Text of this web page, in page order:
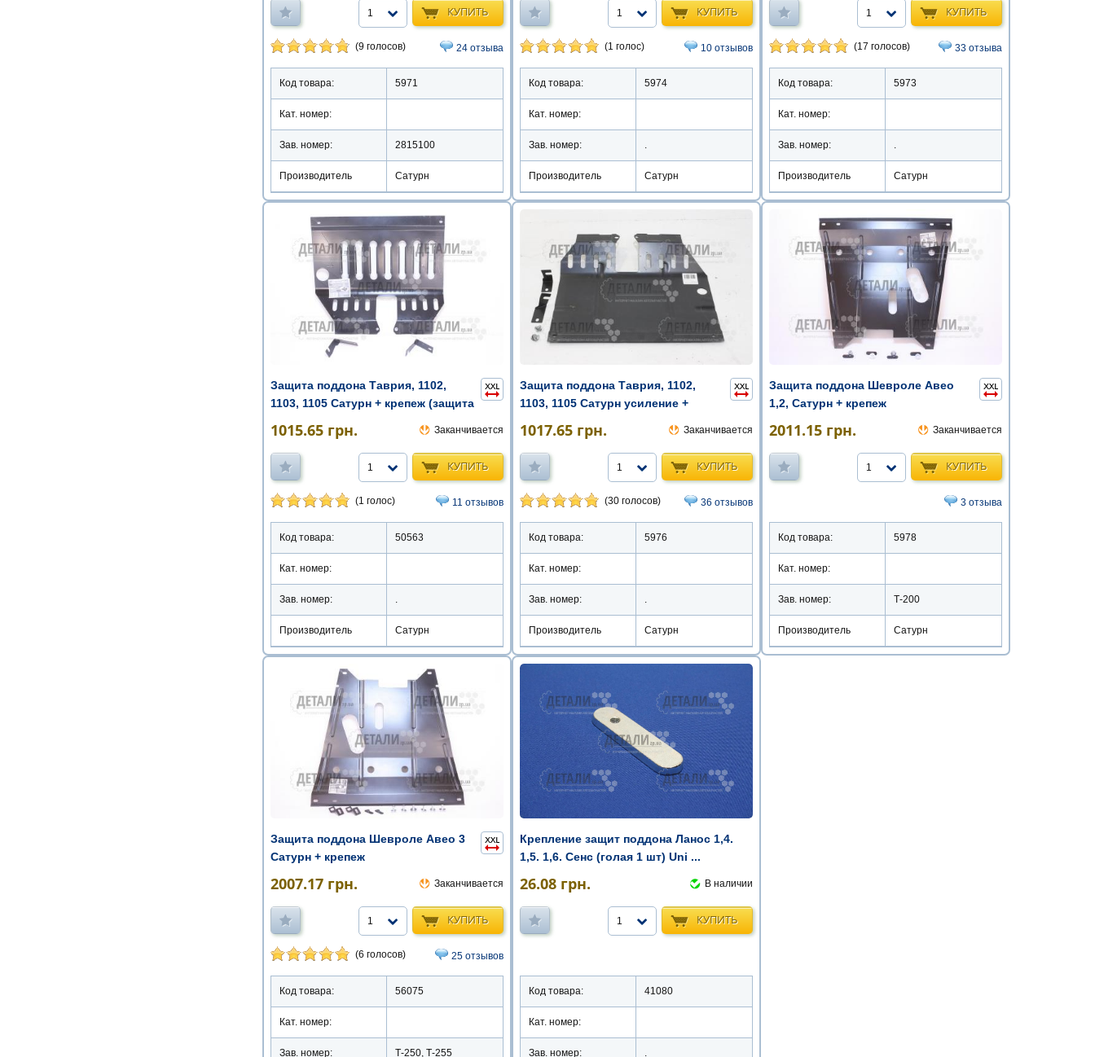
КУПИТЬ
1
(9 голосов) 24 отзыва
Код товара: 5971
Кат. номер:
Зав. номер: 2815100
Производитель Сатурн
КУПИТЬ
1
(1 голос) 10 отзывов
Код товара: 5974
Кат. номер:
Зав. номер: .
Производитель Сатурн
КУПИТЬ
1
(17 голосов) 33 отзыва
Код товара: 5973
Кат. номер:
Зав. номер: .
Производитель Сатурн
Защита поддона Таврия, 1102,
1103, 1105 Сатурн + крепеж (защита
1015.65 грн. Заканчивается
КУПИТЬ
1
(1 голос) 11 отзывов
Код товара: 50563
Кат. номер:
Зав. номер:
Производитель Сатурн
Защита поддона Таврия, 1102,
1103, 1105 Сатурн усиление +
1017.65 грн. Заканчивается
КУПИТЬ
1
(30 голосов) 36 отзывов
Код товара: 5976
Кат. номер:
Зав. номер:
Производитель Сатурн
Защита поддона Шевроле Авео
1,2, Сатурн + крепеж
2011.15 грн. Заканчивается
КУПИТЬ
1
3 отзыва
Код товара: 5978
Кат. номер:
Зав. номер: Т-200
Производитель Сатурн
Защита поддона Шевроле Авео 3
Сатурн + крепеж
2007.17 грн. Заканчивается
КУПИТЬ
1
(6 голосов) 25 отзывов
Код товара: 56075
Кат. номер:
Зав. номер: Т-250, Т-255
Крепление защит поддона Ланос 1,4.
1,5. 1,6. Сенс (голая 1 шт) Uni ...
26.08 грн. В наличии
КУПИТЬ
1
Код товара: 41080
Кат. номер:
Зав. номер: .